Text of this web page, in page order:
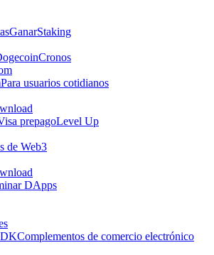
GanarStaking
Cronos
Para usuarios cotidianos
prepagoLevel Up
de Web3
DApps
Complementos de comercio electrónico